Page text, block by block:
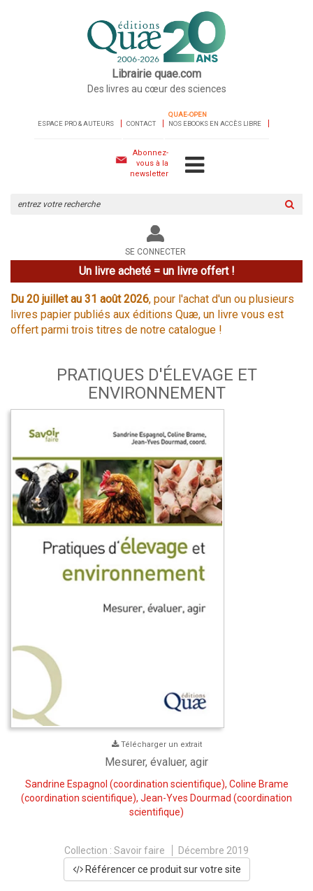
Librairie quae.com
Des livres au cœur des sciences
ESPACE PRO & AUTEURS CONTACT
QUAE-OPEN
NOS EBOOKS EN ACCÈS LIBRE
Abonnez-
vous à la
newsletter
le
site
SE CONNECTER
Un livre acheté = un livre offert !
Du 20 juillet au 31 août 2026, pour l'achat d'un ou plusieurs
livres papier publiés aux éditions Quæ, un livre vous est
offert parmi trois titres de notre catalogue !
PRATIQUES D'ÉLEVAGE ET
ENVIRONNEMENT
Télécharger un extrait
Mesurer, évaluer, agir
Sandrine Espagnol (coordination scientifique), Coline Brame
(coordination scientifique), Jean-Yves Dourmad (coordination
scientifique)
Collection : Savoir faire
Décembre 2019
Référencer ce produit sur votre site